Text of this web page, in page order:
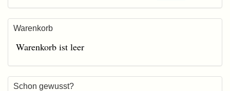
Warenkorb
Warenkorb ist leer
Schon gewusst?